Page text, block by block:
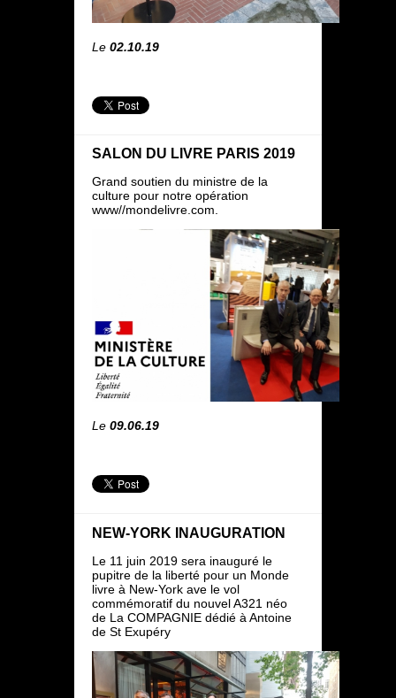
Le 02.10.19
SALON DU LIVRE PARIS 2019
Grand soutien du ministre de la
culture pour notre opération
www//mondelivre.com.
Le 09.06.19
NEW-YORK INAUGURATION
Le 11 juin 2019 sera inauguré le
pupitre de la liberté pour un Monde
livre à New-York ave le vol
commémoratif du nouvel A321 néo
de La COMPAGNIE dédié à Antoine
de St Exupéry